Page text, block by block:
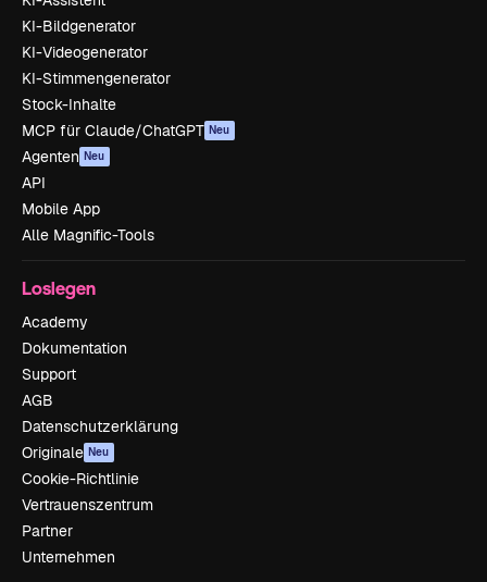
KI-Bildgenerator
KI-Videogenerator
KI-Stimmengenerator
Stock-Inhalte
MCP für Claude/ChatGPT Neu
Agenten Neu
API
Mobile App
Alle Magnific-Tools
Loslegen
Academy
Dokumentation
Support
AGB
Datenschutzerklärung
Originale Neu
Cookie-Richtlinie
Vertrauenszentrum
Partner
Unternehmen